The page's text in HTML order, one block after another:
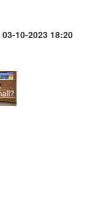
03-10-2023 18:20